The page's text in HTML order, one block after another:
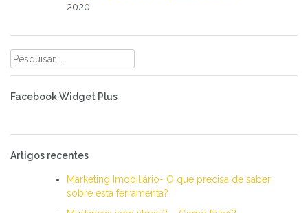
2020
Pesquisar
por:
Facebook Widget Plus
Artigos recentes
Marketing Imobiliário- O que precisa de saber
sobre esta ferramenta?